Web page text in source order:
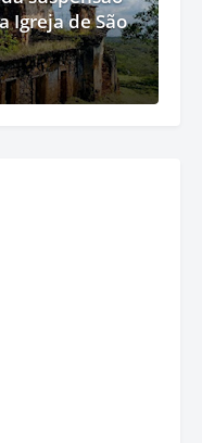
Igreja de São